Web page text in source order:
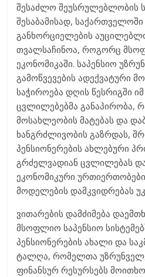
შესაძლო შეუსრულებლობის
შესაბამისად,
განხორციელების
თვალსაჩინოა, როგორც
ეკონომიკაში. საპენსიო
გამოწვევების ადექვატური
საჭიროება დღის წესრიგში
ცვლილებებმა განაპირობა,
მოსახლეობის მატებას და
ხანგრძლივობის გაზრდას,
პენსიონერების ახლებური
გრძელვადიან ცვლილებას
ეკონომიკური
მოდელების დამკვიდრებას
ვითარების დამძიმება
მსოფლიო საპენსიო
პენსიონერების ახალი და
ტალღა, რომელთა
ფინანსურ რესურსებს